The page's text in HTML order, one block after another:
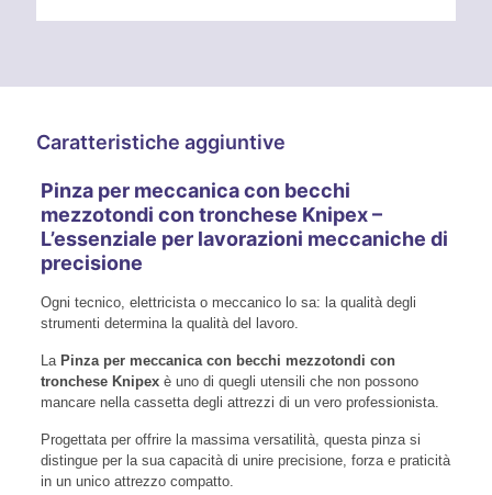
Caratteristiche aggiuntive
Pinza per meccanica con becchi
mezzotondi con tronchese Knipex –
L’essenziale per lavorazioni meccaniche di
precisione
Ogni tecnico, elettricista o meccanico lo sa: la qualità degli
strumenti determina la qualità del lavoro.
La Pinza per meccanica con becchi mezzotondi con
tronchese Knipexè uno di quegli utensili che non possono
mancare nella cassetta degli attrezzi di un vero professionista.
Progettata per offrire la massima versatilità, questa pinza si
distingue per la sua capacità di unire precisione, forza e praticità
in un unico attrezzo compatto.